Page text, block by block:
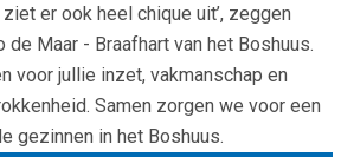
er ook heel chique uit’, zeggen
de Maar - Braafhart van het Boshuus.
voor jullie inzet, vakmanschap en
Samen zorgen we voor een
gezinnen in het Boshuus.